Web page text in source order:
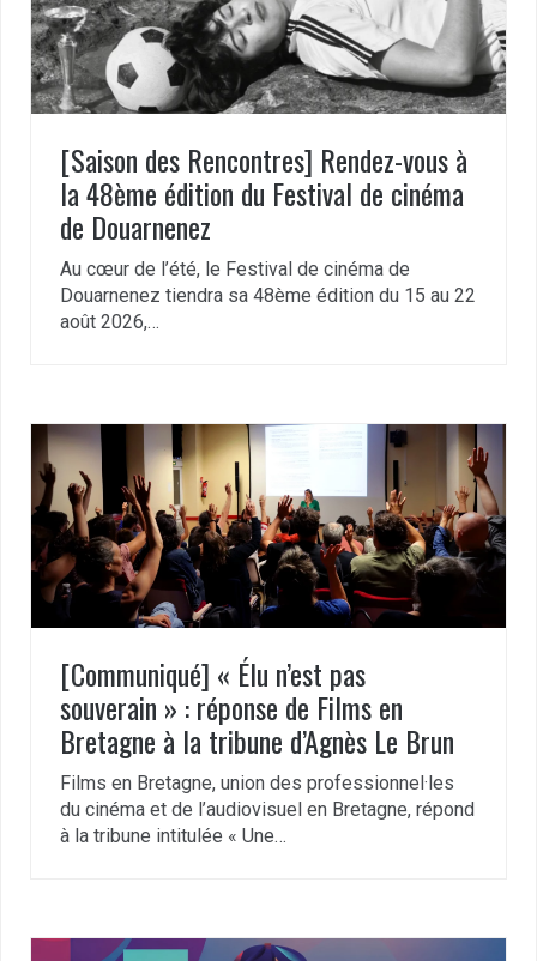
[Saison des Rencontres] Rendez-vous à
la 48ème édition du Festival de cinéma
de Douarnenez
Au cœur de l’été, le Festival de cinéma de
Douarnenez tiendra sa 48ème édition du 15 au 22
août 2026,…
[Communiqué] « Élu n’est pas
souverain » : réponse de Films en
Bretagne à la tribune d’Agnès Le Brun
Films en Bretagne, union des professionnel·les
du cinéma et de l’audiovisuel en Bretagne, répond
à la tribune intitulée « Une…